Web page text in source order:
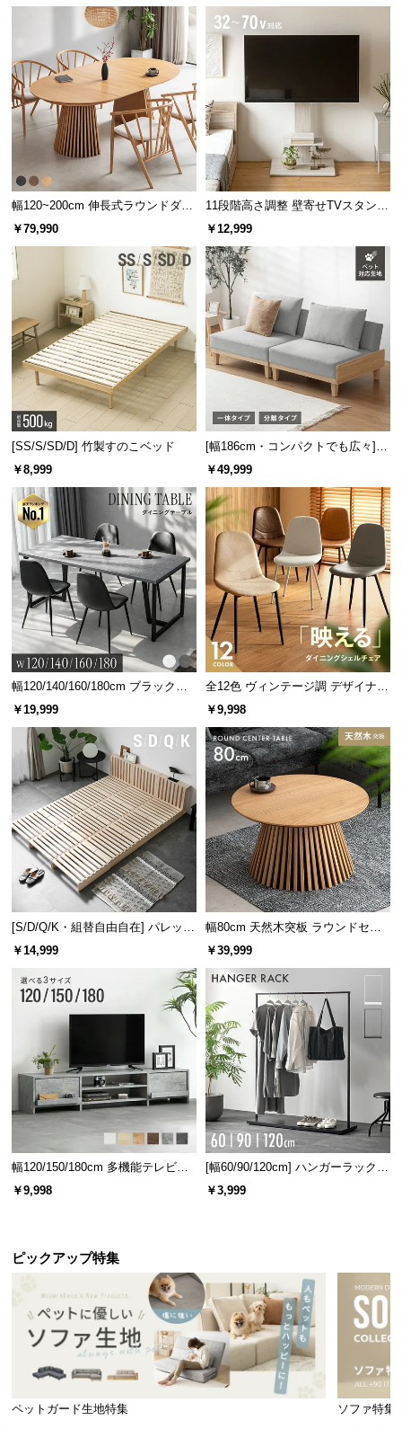
幅120~200cm 伸長式ラウンドダイ
ニングテーブル 6人掛け 天然木突
￥79,990
11段階高さ調整 壁寄せTVスタンド
キャスター付き 上下左右角度調節
￥12,999
[SS/S/SD/D] 竹製すのこベッド
￥8,999
[幅186cm・コンパクトでも広々] 3
人掛けソファベッド リクライニン
グ 天然木フレーム 北欧
￥49,999
幅120/140/160/180cm ブラックフ
レーム ダイニング 大理石調 4人掛
￥19,999
全12色 ヴィンテージ調 デザイナー
ズシェルチェア
￥9,998
[S/D/Q/K・組替自由自在] パレット
ベッド 8/12/16枚セット
￥14,999
幅80cm 天然木突板 ラウンドセン
ターテーブル 美しい格子デザイン
￥39,999
幅120/150/180cm 多機能テレビボ
ード 木目/石目調 オープン収納・
￥9,998
[幅60/90/120cm] ハンガーラック
スチール 4段階高さ調節 サイドフ
￥3,999
ピックアップ特集
ペットガード生地特集 ソファ特集